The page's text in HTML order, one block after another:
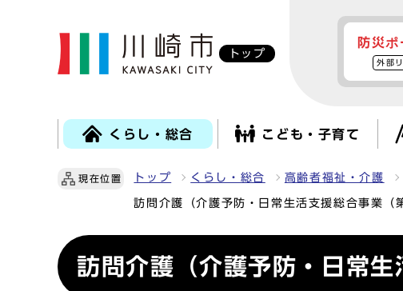
トップ
防災ポ
外部
くらし・総合 こども・子育て
現在位置 トップ くらし・総合 高齢者福祉・介護
訪問介護（介護予防・日常生活支援総合事業（
訪問介護（介護予防・日常生